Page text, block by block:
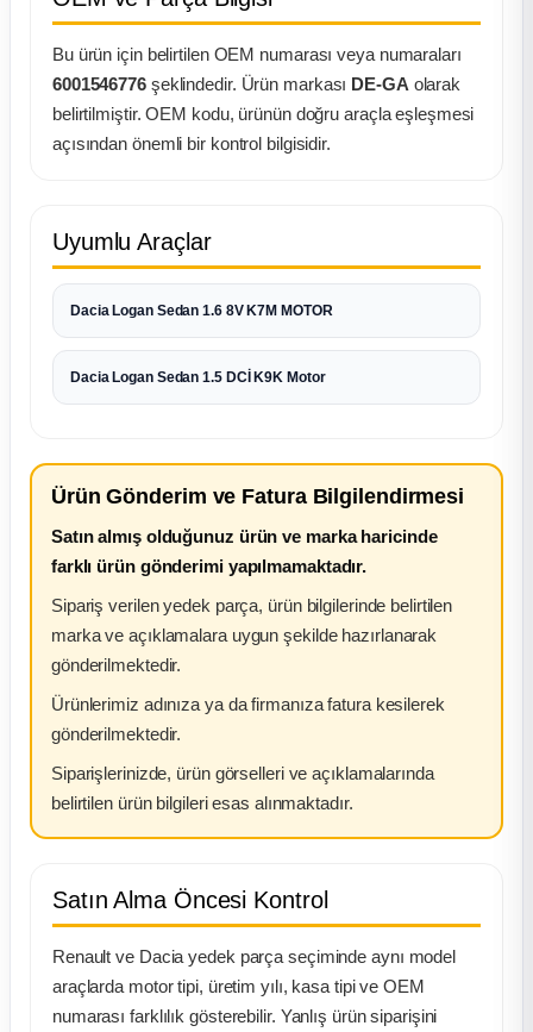
Bu ürün için belirtilen OEM numarası veya numaraları
6001546776şeklindedir. Ürün markası DE-GA olarak
belirtilmiştir. OEM kodu, ürünün doğru araçla eşleşmesi
açısından önemli bir kontrol bilgisidir.
Uyumlu Araçlar
Dacia Logan Sedan 1.6 8V K7M MOTOR
Dacia Logan Sedan 1.5 DCİ K9K Motor
Ürün Gönderim ve Fatura Bilgilendirmesi
Satın almış olduğunuz ürün ve marka haricinde
farklı ürün gönderimi yapılmamaktadır.
Sipariş verilen yedek parça, ürün bilgilerinde belirtilen
marka ve açıklamalara uygun şekilde hazırlanarak
gönderilmektedir.
Ürünlerimiz adınıza ya da firmanıza fatura kesilerek
gönderilmektedir.
Siparişlerinizde, ürün görselleri ve açıklamalarında
belirtilen ürün bilgileri esas alınmaktadır.
Satın Alma Öncesi Kontrol
Renault ve Dacia yedek parça seçiminde aynı model
araçlarda motor tipi, üretim yılı, kasa tipi ve OEM
numarası farklılık gösterebilir. Yanlış ürün siparişini